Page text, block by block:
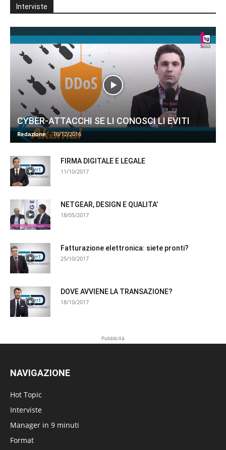
Interviste
CYBER-ATTACCHI SE LI CONOSCI LI EVITI
Redazione - 16/12/2016
FIRMA DIGITALE E LEGALE
11/10/2017
NETGEAR, DESIGN E QUALITA’
18/05/2017
Fatturazione elettronica: siete pronti?
25/10/2017
DOVE AVVIENE LA TRANSAZIONE?
18/10/2017
Pubblicità
NAVIGAZIONE
Hot Topic
Interviste
Manager in 9 minuti
Format